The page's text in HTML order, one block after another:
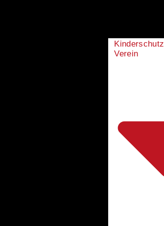
Kinderschutz
Verein